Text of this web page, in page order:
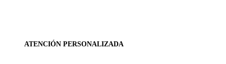
ATENCIÓN PERSONALIZADA